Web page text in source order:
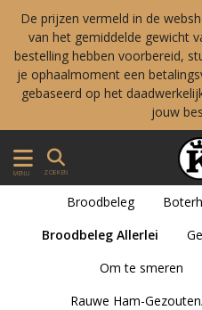
De prijzen vermeld in de
van het gemiddelde gewicht
bestelling hebben voorbereid,
je ophaalmoment een
gebaseerd op het
jouw
MENU ZOEKEN
Broodbeleg
Broodbeleg Allerlei
Om te smeren
Rauwe Ham-